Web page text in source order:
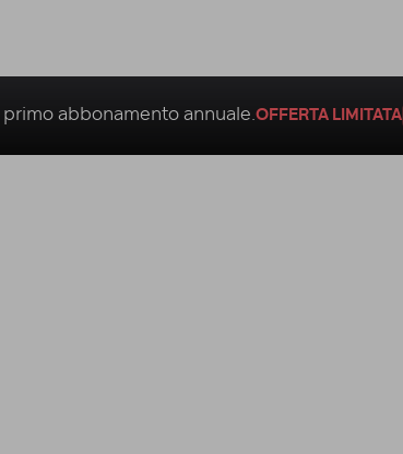
primo abbonamento annuale.OFFERTA LIMITATA